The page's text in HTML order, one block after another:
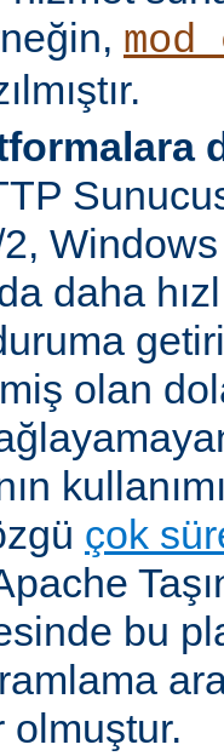
daha
olan
çok
bu
olmuştur.